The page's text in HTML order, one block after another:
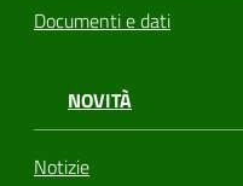
Documenti e dati
NOVITÀ
Notizie